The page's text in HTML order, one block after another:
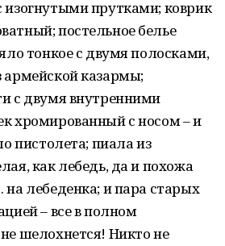
изогнутыми прутками; коврик
постельное белье
тонкое с двумя полосками,
армейской казармы;
с двумя внутренними
хромированный с носом – и
пистолета; пиала из
как лебедь, да и похожа
лебеденка; и пара старых
– все в полном
шелохнется! Никто не